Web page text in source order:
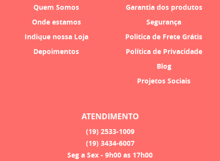
Quem Somos
Onde estamos
Indique nossa Loja
Depoimentos
Garantia dos produtos
Segurança
Politica de Frete Grátis
Política de Privacidade
Blog
Projetos Sociais
ATENDIMENTO
(19) 2533-1009
(19) 3434-6007
Seg a Sex - 9h00 as 17h00